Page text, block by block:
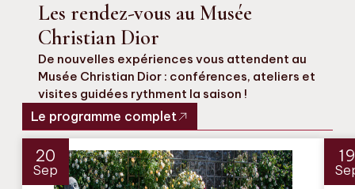
Les rendez-vous au Musée
Christian Dior
De nouvelles expériences vous attendent au
Musée Christian Dior : conférences, ateliers et
visites guidées rythment la saison !
Le programme complet
20
Sep
19